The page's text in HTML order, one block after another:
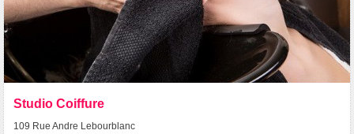
Studio Coiffure
109 Rue Andre Lebourblanc